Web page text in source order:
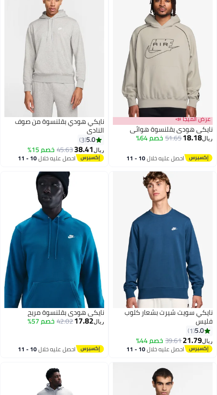
2
عرض الميجا 📣
نايكي هودي بقلنسوة هوائي
ريال18.18
51.65خصم 64%
احصل عليه خلال 10 - 11
10
نايكي هودي بقلنسوة من صوف
النادي
5.0
3
ريال38.41
45.63خصم 15%
احصل عليه خلال 10 - 11
10
نايكي سويت شيرت بشعار كلوب
فليس
5.0
1
ريال21.79
39.61خصم 44%
احصل عليه خلال 10 - 11
نايكي هودي بقلنسوة مريح
ريال17.82
42.02خصم 57%
احصل عليه خلال 10 - 11